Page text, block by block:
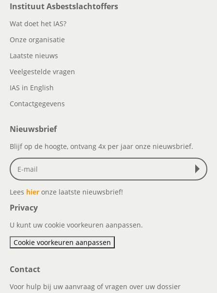
Instituut Asbestslachtoffers
Wat doet het IAS?
Onze organisatie
Laatste nieuws
Veelgestelde vragen
IAS in English
Contactgegevens
Nieuwsbrief
Blijf op de hoogte, ontvang 4x per jaar onze nieuwsbrief.
Lees hier onze laatste nieuwsbrief!
Privacy
U kunt uw cookie voorkeuren aanpassen.
Cookie voorkeuren aanpassen
Contact
Voor hulp bij uw aanvraag of vragen over uw dossier